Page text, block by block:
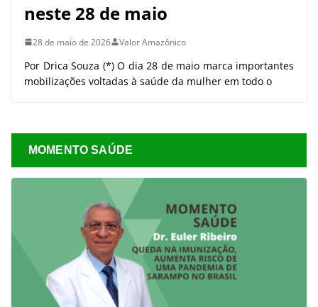
neste 28 de maio
28 de maio de 2026 Valor Amazônico
Por Drica Souza (*) O dia 28 de maio marca importantes
mobilizações voltadas à saúde da mulher em todo o
MOMENTO SAÚDE